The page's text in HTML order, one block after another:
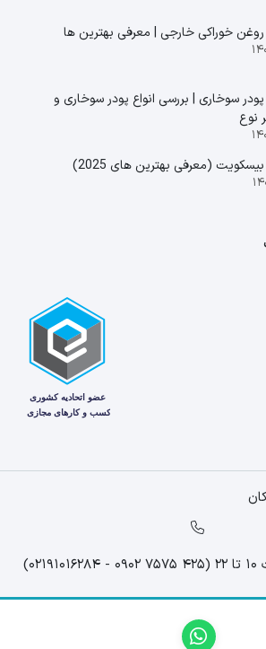
روغن خوراکی خارجی | معرفی بهترین ها
پودر سوخاری | بررسی انواع پودر سوخاری و
نوع
(معرفی بهترین‌ های 2025)